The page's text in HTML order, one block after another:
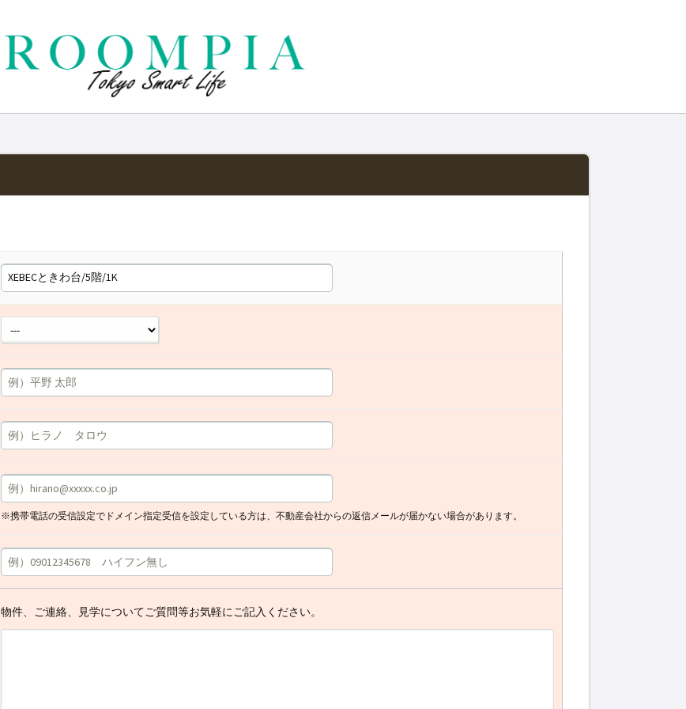
※携帯電話の受信設定でドメイン指定受信を設定している方は、不動産会社からの返信メールが届かない場合があります。
物件、ご連絡、見学についてご質問等お気軽にご記入ください。